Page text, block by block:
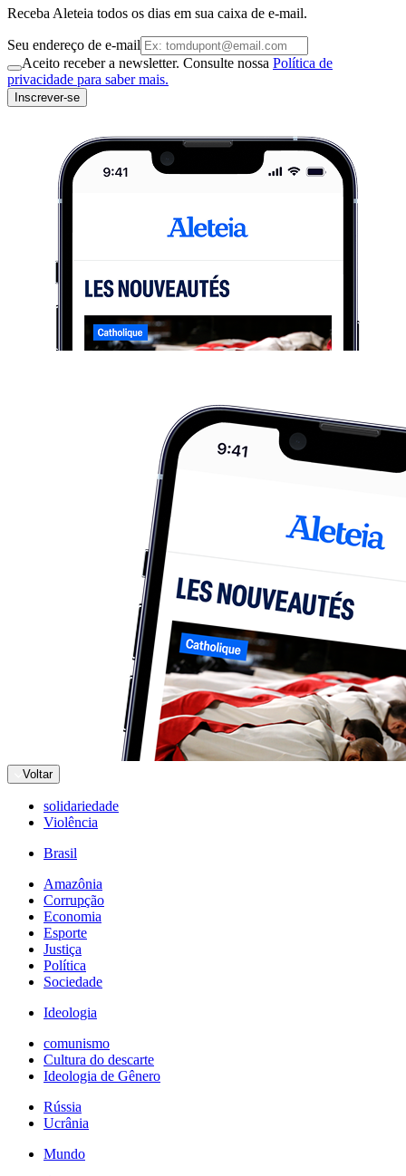
Receba Aleteia todos os dias em sua caixa de e-mail.
Seu endereço de e-mail
Aceito receber a newsletter. Consulte nossa Política de
privacidade para saber mais.
Inscrever-se
Voltar
solidariedade
Violência
Brasil
Amazônia
Corrupção
Economia
Esporte
Justiça
Política
Sociedade
Ideologia
comunismo
Cultura do descarte
Ideologia de Gênero
Rússia
Ucrânia
Mundo